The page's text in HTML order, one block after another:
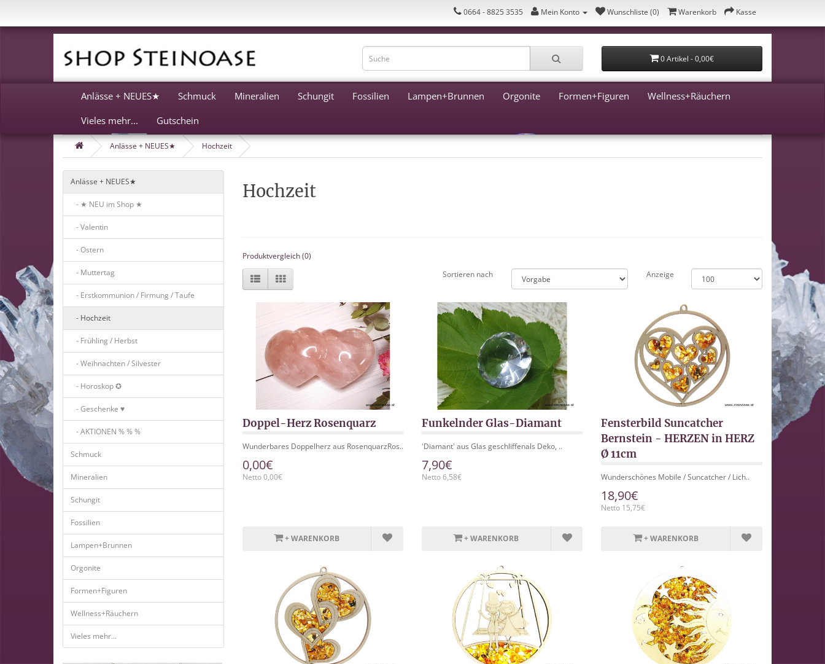
0664 - 8825 3535 Mein Konto Wunschliste (0) Warenkorb Kasse
0 Artikel - 0,00€
Anlässe + NEUES★ Schmuck Mineralien Schungit Fossilien Lampen+Brunnen Orgonite Formen+Figuren
Wellness+Räuchern
Vieles mehr...
Gutschein
Anlässe + NEUES★ Hochzeit
Anlässe + NEUES★
- ★ NEU im Shop ★
- Valentin
- Ostern
- Muttertag
- Erstkommunion / Firmung / Taufe
- Hochzeit
- Frühling / Herbst
- Weihnachten / Silvester
- Horoskop ✪
- Geschenke ♥
- AKTIONEN % % %
Schmuck
Mineralien
Schungit
Fossilien
Lampen+Brunnen
Orgonite
Formen+Figuren
Wellness+Räuchern
Vieles mehr...
Hochzeit
Produktvergleich (0)
Sortieren nach
Anzeige
Doppel-Herz Rosenquarz
Wunderbares Doppelherz aus RosenquarzRos..
0,00€
Netto 0,00€
+ WARENKORB
Funkelnder Glas-Diamant
'Diamant' aus Glas geschliffenals Deko, ..
7,90€
Netto 6,58€
+ WARENKORB
Fensterbild Suncatcher
Bernstein - HERZEN in HERZ
Ø 11cm
Wunderschönes Mobile / Suncatcher / Lich..
18,90€
Netto 15,75€
+ WARENKORB